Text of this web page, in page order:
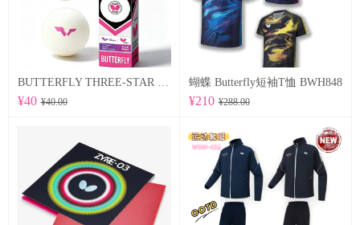
¥40 ¥40.00
蝴蝶 Butterfly短袖T恤 BWH848
¥210 ¥288.00